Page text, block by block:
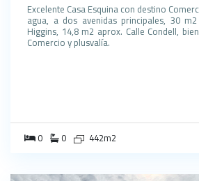
Excelente Casa Esquina con destino
agua, a dos avenidas principales, 30
Higgins, 14,8 m2 aprox. Calle Condell,
Comercio y plusvalía.
0 0 442m2